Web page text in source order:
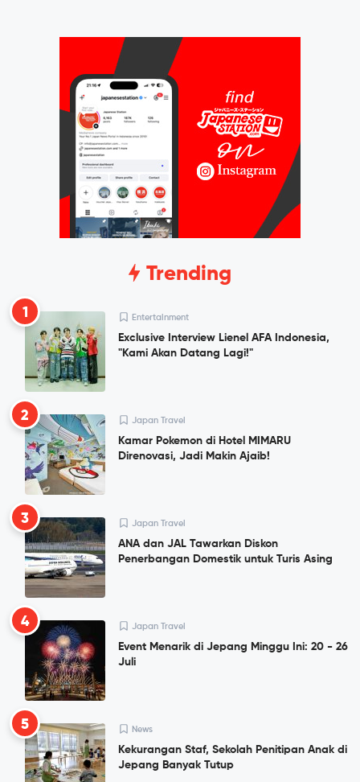
Trending
1 Entertainment
Exclusive Interview Lienel AFA Indonesia,
"Kami Akan Datang Lagi!"
2 Japan Travel
Kamar Pokemon di Hotel MIMARU
Direnovasi, Jadi Makin Ajaib!
3 Japan Travel
ANA dan JAL Tawarkan Diskon
Penerbangan Domestik untuk Turis Asing
4 Japan Travel
Event Menarik di Jepang Minggu Ini: 20 - 26
Juli
5 News
Kekurangan Staf, Sekolah Penitipan Anak di
Jepang Banyak Tutup